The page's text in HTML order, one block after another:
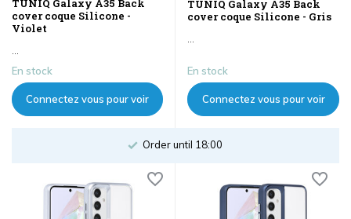
TUNIQ Galaxy A35 Back
cover coque Silicone -
Violet
En stock
Connectez vous pour voir
TUNIQ Galaxy A35 Back
cover coque Silicone - Gris
En stock
Connectez vous pour voir
Order until 18:00